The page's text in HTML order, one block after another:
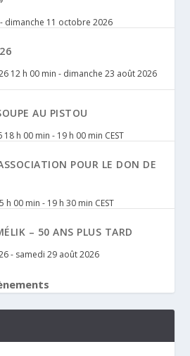
- dimanche 11 octobre 2026
12 h 00 min - dimanche 23 août 2026
AU PISTOU
18 h 00 min - 19 h 00 min CEST
POUR LE DON DE
h 00 min - 19 h 30 min CEST
– 50 ANS PLUS TARD
- samedi 29 août 2026